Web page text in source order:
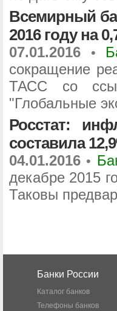
Всемирный
2016 году на
07.01.2016 •
сокращение
ТАСС со
"Глобальные
Росстат:
составила
04.01.2016 •
декабре 2015
Таковы
Банки России
Каталог банков
Телефоны банков